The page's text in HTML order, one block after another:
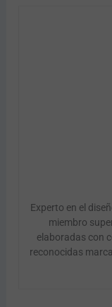
Experto en el
miembro
elaboradas con
reconocidas